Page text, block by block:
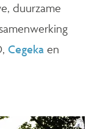
duurzame
Cegeka en